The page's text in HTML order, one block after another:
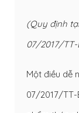
(Quy định
07/2017/TT-
Một điều dễ
07/2017/TT-